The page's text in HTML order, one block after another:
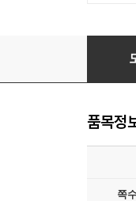
2024
품목정
쪽